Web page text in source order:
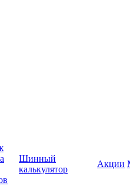
Шинный
калькулятор
Акции